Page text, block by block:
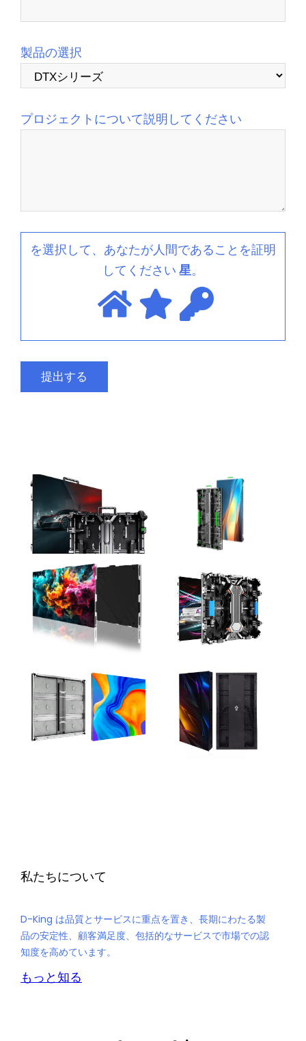
製品の選択
プロジェクトについて説明してください
を選択して、あなたが人間であることを証明
してください 星。
私たちについて
D-King は品質とサービスに重点を置き、長期にわたる製
品の安定性、顧客満足度、包括的なサービスで市場での認
知度を高めています。
もっと知る